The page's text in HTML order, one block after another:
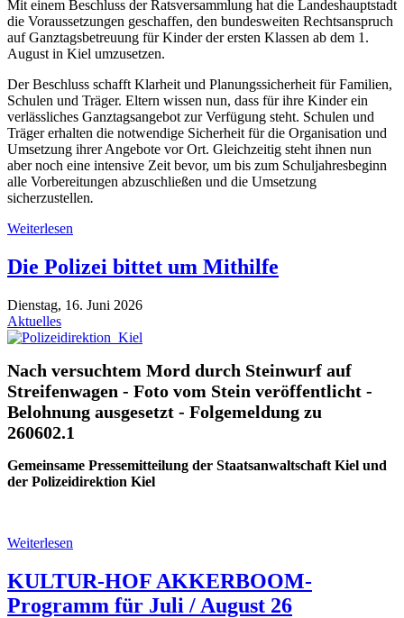
Mit einem Beschluss der Ratsversammlung hat die Landeshauptstadt
die Voraussetzungen geschaffen, den bundesweiten Rechtsanspruch
auf Ganztagsbetreuung für Kinder der ersten Klassen ab dem 1.
August in Kiel umzusetzen.
Der Beschluss schafft Klarheit und Planungssicherheit für Familien,
Schulen und Träger. Eltern wissen nun, dass für ihre Kinder ein
verlässliches Ganztagsangebot zur Verfügung steht. Schulen und
Träger erhalten die notwendige Sicherheit für die Organisation und
Umsetzung ihrer Angebote vor Ort. Gleichzeitig steht ihnen nun
aber noch eine intensive Zeit bevor, um bis zum Schuljahresbeginn
alle Vorbereitungen abzuschließen und die Umsetzung
sicherzustellen.
Weiterlesen
Die Polizei bittet um Mithilfe
Dienstag, 16. Juni 2026
Aktuelles
Nach versuchtem Mord durch Steinwurf auf
Streifenwagen - Foto vom Stein veröffentlicht -
Belohnung ausgesetzt - Folgemeldung zu
260602.1
Gemeinsame Pressemitteilung der Staatsanwaltschaft Kiel und
der Polizeidirektion Kiel
Weiterlesen
KULTUR-HOF AKKERBOOM-
Programm für Juli / August 26